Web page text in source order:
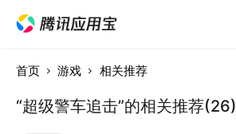
首页 游戏 相关推荐
“超级警车追击”的相关推荐(26)